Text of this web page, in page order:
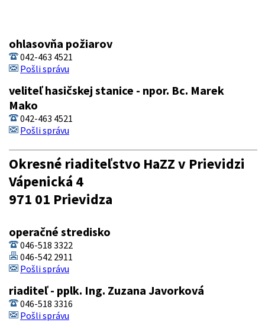
ohlasovňa požiarov
042-463 4521
Pošli správu
veliteľ hasičskej stanice - npor. Bc. Marek
Mako
042-463 4521
Pošli správu
Okresné riaditeľstvo HaZZ v Prievidzi
Vápenická 4
971 01 Prievidza
operačné stredisko
046-518 3322
046-542 2911
Pošli správu
riaditeľ - pplk. Ing. Zuzana Javorková
046-518 3316
Pošli správu